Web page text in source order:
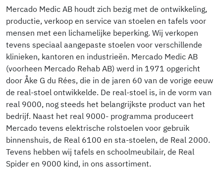
Mercado Medic AB houdt zich bezig met de ontwikkeling,
productie, verkoop en service van stoelen en tafels voor
mensen met een lichamelijke beperking. Wij verkopen
tevens speciaal aangepaste stoelen voor verschillende
klinieken, kantoren en industrieën. Mercado Medic AB
(voorheen Mercado Rehab AB) werd in 1971 opgericht
door Åke G du Rées, die in de jaren 60 van de vorige eeuw
de real-stoel ontwikkelde. De real-stoel is, in de vorm van
real 9000, nog steeds het belangrijkste product van het
bedrijf. Naast het real 9000- programma produceert
Mercado tevens elektrische rolstoelen voor gebruik
binnenshuis, de Real 6100 en sta-stoelen, de Real 2000.
Tevens hebben wij tafels en schoolmeubilair, de Real
Spider en 9000 kind, in ons assortiment.